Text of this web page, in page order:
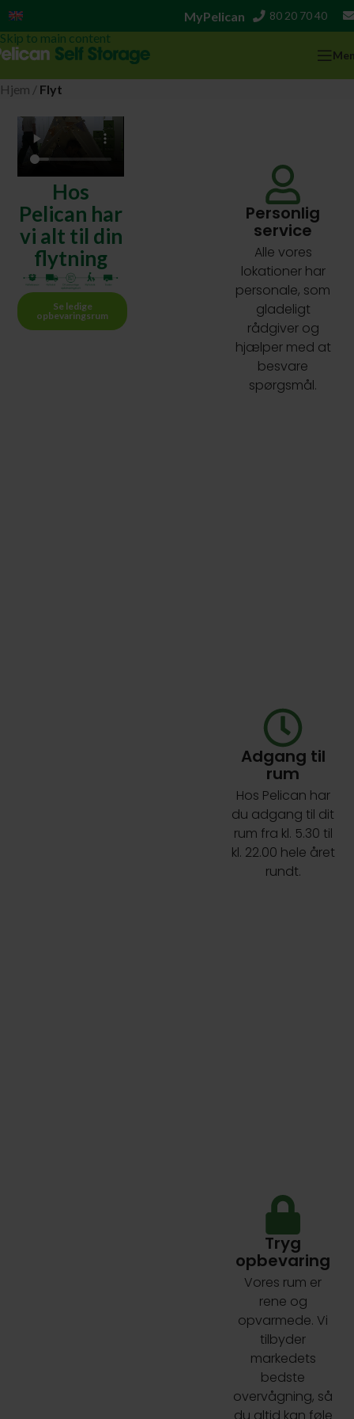
Skip to navigation
Skip to main content
MyPelican 80 20 70 40
Hjem / Flyt
Hos
Pelican har
vi alt til din
flytning
Se ledige
opbevaringsrum
Personlig
service
Alle vores
lokationer har
personale, som
gladeligt
rådgiver og
hjælper med at
besvare
spørgsmål.
Adgang til
rum
Hos Pelican har
du adgang til dit
rum fra kl. 5.30 til
kl. 22.00 hele året
rundt.
Tryg
opbevaring
Vores rum er
rene og
opvarmede. Vi
tilbyder
markedets
bedste
overvågning, så